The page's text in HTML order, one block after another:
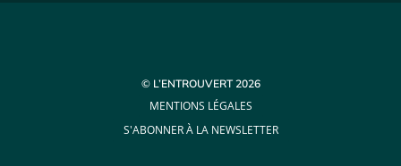
© L’ENTROUVERT 2026
MENTIONS LÉGALES
S'ABONNER À LA NEWSLETTER